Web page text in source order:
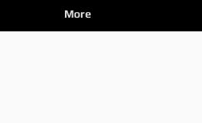
More